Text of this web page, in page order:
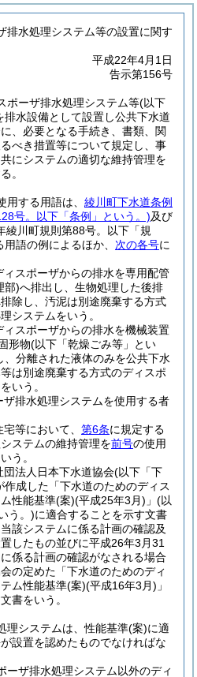
排水処理システム等の設置に関す
平成22年4月1日
告示第156号
ポーザ排水処理システム等(以下
排水設備として設置し公共下水道
、必要となる手続き、書類、関
べき措置等について規定し、事
にシステムの適切な維持管理を
。
用する用語は、 綾川町下水道条例
号。以下「条例」という。)及び
綾川町規則第88号。以下「規
用語の例によるほか、 次の各号に
スポーザからの排水を専用配管
部)へ排出し、生物処理した後排
除し、汚泥は別途廃棄する方式
システムをいう。
スポーザからの排水を機械装置
形物(以下「乾燥ごみ等」とい
、分離された液体のみを公共下水
は別途廃棄する方式のディスポ
いう。
排水処理システムを使用する者
等において、 第6条に規定する
ステムの維持管理を前号の使用
う。
法人日本下水道協会(以下「下
作成した「下水道のためのディス
性能基準(案)(平成25年3月) 」 (以
う。)に適合することを示す文書
該システムに係る計画の確認及
したもの並びに平成26年3月31
係る計画の確認がなされる場合
の定めた「下水道のためのディ
ム性能基準(案)(平成16年3月) 」
書をいう。
理システムは、性能基準(案)に適
設置を認めたものでなければな
ーザ排水処理システム以外のディ